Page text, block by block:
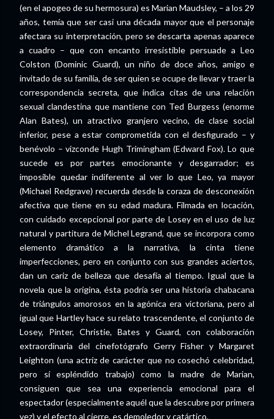
(en el apogeo de su hermosura) es Marian Maudsley, – a los 29
años, temía que ser casi una década mayor que el personaje
afectara su interpretación, pero se descarta apenas aparece
a cuadro – que con encanto irresistible persuade a Leo
Colston (Dominic Guard), un niño de doce años, amigo e
invitado de su familia, de ser quien se ocupe de llevar y traer la
correspondencia secreta, que indica citas de una relación
sexual clandestina que mantiene con Ted Burgess (enorme
Alan Bates), un atractivo granjero vecino, de clase social
inferior, pese a estar comprometida con el desfigurado – y
benévolo – vizconde Hugh Trimingham (Edward Fox). Lo que
sucede es por partes emocionante y desgarrador; es
imposible quedar indiferente al ver lo que Leo, ya mayor
(Michael Redgrave) recuerda desde la coraza de desconexión
afectiva que tiene en su edad madura. Filmada en locación,
con cuidado excepcional por parte de Losey en el uso de luz
natural y partitura de Michel Legrand, que se incorpora como
elemento dramático a la narrativa, la cinta tiene
imperfecciones, pero en conjunto con sus grandes aciertos,
dan un cariz de belleza que desafía al tiempo. Igual que la
novela que la origina, ésta podría ser una historia chabacana
de triángulos amorosos en la agónica era victoriana, pero al
igual que Hartley hace su relato trascendente, el conjunto de
Losey, Pinter, Christie, Bates y Guard, con colaboración
extraordinaria del cinefotógrafo Gerry Fisher y Margaret
Leighton (una actriz de carácter que no cosechó celebridad,
pero sí espléndido trabajo) como la madre de Marian,
consiguen que sea una experiencia emocional para el
espectador (especialmente aquél que la descubre por primera
vez) y el efecto al cierre, es demoledor y catártico.